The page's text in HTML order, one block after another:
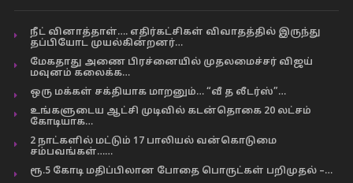
நீட் வினாத்தாள்…. எதிர்கட்சிகள் விவாதத்தில் இருந்து
தப்பியோட முயல்கின்றனர்…
மேகதாது அணை பிரச்னையில் முதலமைச்சர் விஜய்
மவுனம் கலைக்க…
ஒரு மக்கள் சக்தியாக மாறனும்… “வீ த லீடர்ஸ்”…
உங்களுடைய ஆட்சி முடிவில் கடன்தொகை 20 லட்சம்
கோடியாக…
2 நாட்களில் மட்டும் 17 பாலியல் வன்கொடுமை
சம்பவங்கள்……
ரூ.5 கோடி மதிப்பிலான போதை பொருட்கள் பறிமுதல் –…